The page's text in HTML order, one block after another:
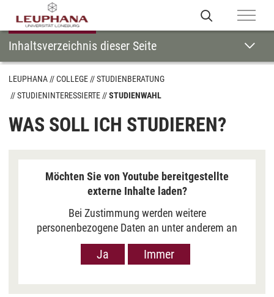
LEUPHANA COLLEGE
STUDIENBERATUNG
STUDIENINTERESSIERTE
STUDIENWAHL
WAS SOLL ICH STUDIEREN?
Möchten Sie von Youtube bereitgestellte
externe Inhalte laden?
Bei Zustimmung werden weitere
personenbezogene Daten an unter anderem an
Google in den USA übermittelt, um Ihnen Youtube-
Videos anzuzeigen. Der Europäische Gerichtshof
an EU-Standards, jedoch als unzureichend
Ja Immer
Inhaltsverzeichnis dieser Seite